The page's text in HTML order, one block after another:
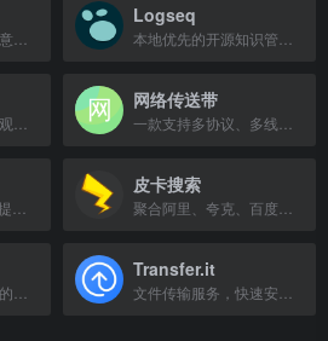
Logseq
网络传送带
皮卡搜索
Transfer.it